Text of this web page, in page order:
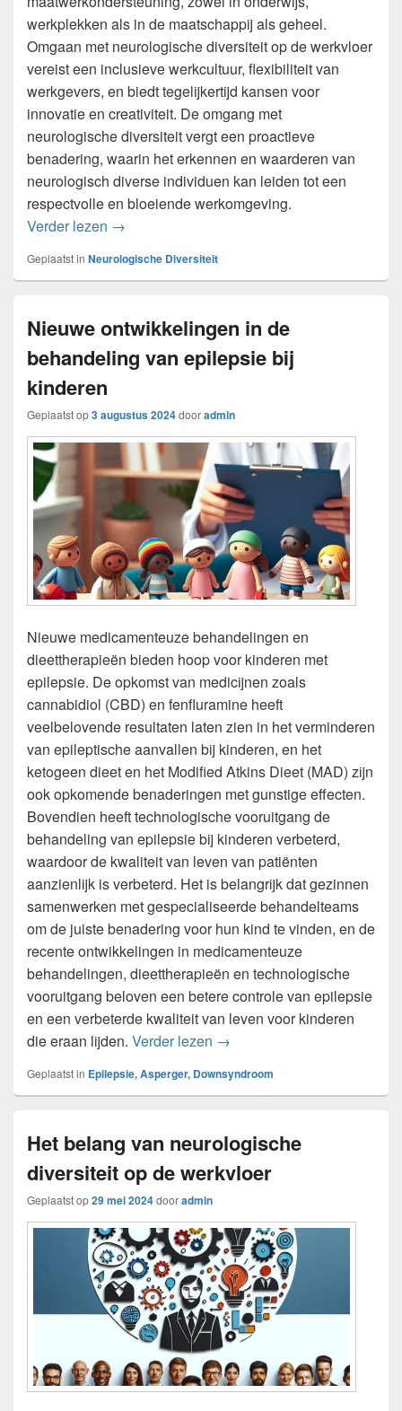
werkplekken als in de maatschappij als geheel.
Omgaan met neurologische diversiteit op de werkvloer
vereist een inclusieve werkcultuur, flexibiliteit van
werkgevers, en biedt tegelijkertijd kansen voor
innovatie en creativiteit. De omgang met
neurologische diversiteit vergt een proactieve
benadering, waarin het erkennen en waarderen van
neurologisch diverse individuen kan leiden tot een
respectvolle en bloeiende werkomgeving.
Verder lezen Neurologische diversiteit: de uitdagingen en
→
Geplaatst in Neurologische Diversiteit
Nieuwe ontwikkelingen in de
behandeling van epilepsie bij
kinderen
Geplaatst op3 augustus 2024dooradmin
Nieuwe medicamenteuze behandelingen en
dieettherapieën bieden hoop voor kinderen met
epilepsie. De opkomst van medicijnen zoals
cannabidiol (CBD) en fenfluramine heeft
veelbelovende resultaten laten zien in het verminderen
van epileptische aanvallen bij kinderen, en het
ketogeen dieet en het Modified Atkins Dieet (MAD) zijn
ook opkomende benaderingen met gunstige effecten.
Bovendien heeft technologische vooruitgang de
behandeling van epilepsie bij kinderen verbeterd,
waardoor de kwaliteit van leven van patiënten
aanzienlijk is verbeterd. Het is belangrijk dat gezinnen
samenwerken met gespecialiseerde behandelteams
om de juiste benadering voor hun kind te vinden, en de
recente ontwikkelingen in medicamenteuze
behandelingen, dieettherapieën en technologische
vooruitgang beloven een betere controle van epilepsie
en een verbeterde kwaliteit van leven voor kinderen
die eraan lijden. Verder lezen Nieuwe ontwikkelingen in
→
Geplaatst in Epilepsie, Asperger, Downsyndroom
Het belang van neurologische
diversiteit op de werkvloer
Geplaatst op29 mei 2024dooradmin